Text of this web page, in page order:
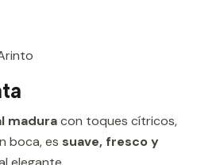
maduracon toques cítricos,
boca, es suave, fresco y